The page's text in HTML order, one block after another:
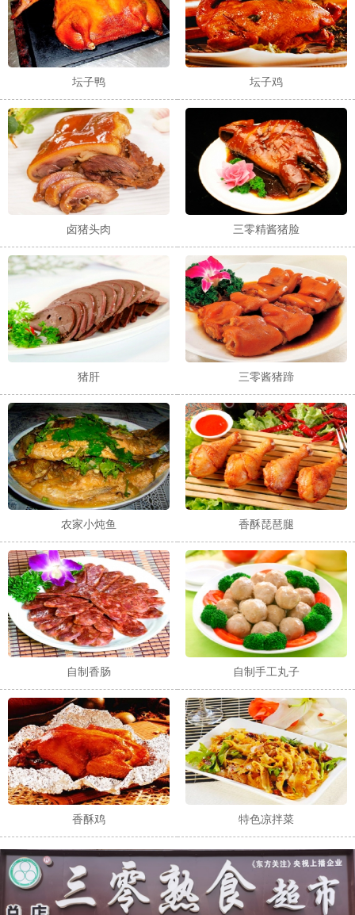
坛子鸭 坛子鸡
卤猪头肉 三零精酱猪脸
猪肝 三零酱猪蹄
农家小炖鱼 香酥琵琶腿
自制香肠 自制手工丸子
香酥鸡 特色凉拌菜